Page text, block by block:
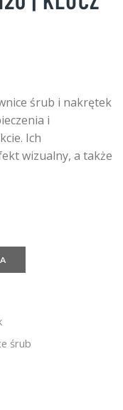
śrub i nakrętek
i
Ich
wizualny, a także
śrub